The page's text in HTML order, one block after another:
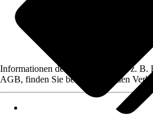
Informationen des Verkäufers, wie z. B.
AGB, finden Sie bei Klick auf den